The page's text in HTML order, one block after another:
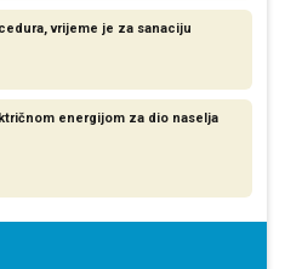
vrijeme je za sanaciju
energijom za dio naselja